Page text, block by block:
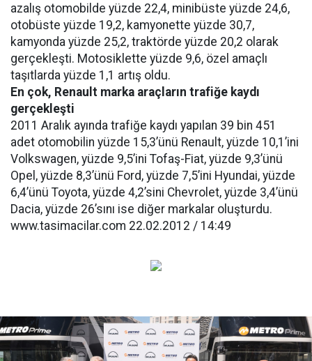
azalış otomobilde yüzde 22,4, minibüste yüzde 24,6,
otobüste yüzde 19,2, kamyonette yüzde 30,7,
kamyonda yüzde 25,2, traktörde yüzde 20,2 olarak
gerçekleşti. Motosiklette yüzde 9,6, özel amaçlı
taşıtlarda yüzde 1,1 artış oldu.
En çok, Renault marka araçların trafiğe kaydı
gerçekleşti
2011 Aralık ayında trafiğe kaydı yapılan 39 bin 451
adet otomobilin yüzde 15,3’ünü Renault, yüzde 10,1’ini
Volkswagen, yüzde 9,5’ini Tofaş-Fiat, yüzde 9,3’ünü
Opel, yüzde 8,3’ünü Ford, yüzde 7,5’ini Hyundai, yüzde
6,4’ünü Toyota, yüzde 4,2’sini Chevrolet, yüzde 3,4’ünü
Dacia, yüzde 26’sını ise diğer markalar oluşturdu.
www.tasimacilar.com 22.02.2012 / 14:49